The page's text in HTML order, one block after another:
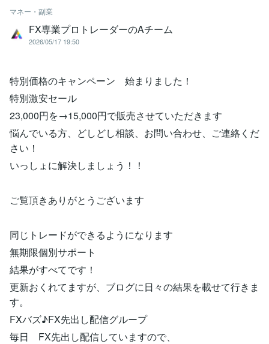
マネー・副業
FX専業プロトレーダーのAチーム
2026/05/17 19:50
特別価格のキャンペーン 始まりました！
特別激安セール
23,000円を→15,000円で販売させていただきます
悩んでいる方、どしどし相談、お問い合わせ、ご連絡くだ
さい！
いっしょに解決しましょう！！
ご覧頂きありがとうございます
同じトレードができるようになります
無期限個別サポート
結果がすべてです！
更新おくれてますが、ブログに日々の結果を載せて行きま
す。
FXバズ♪FX先出し配信グループ
毎日 FX先出し配信していますので、